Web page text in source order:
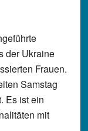
der Ukraine
Frauen.
Samstag
Es ist ein
mit